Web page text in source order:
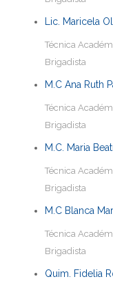
Lic. Maricela
Técnica
Brigadista
M.C Ana Ruth
Técnica
Brigadista
M.C. Maria
Técnica
Brigadista
M.C Blanca
Técnica
Brigadista
Quim. Fidelia